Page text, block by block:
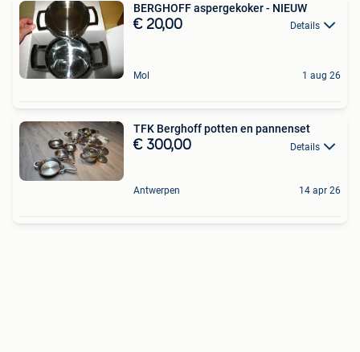
BERGHOFF aspergekoker - NIEUW
€ 20,00 Details
Mol 1 aug 26
TFK Berghoff potten en pannenset
€ 300,00 Details
Antwerpen 14 apr 26